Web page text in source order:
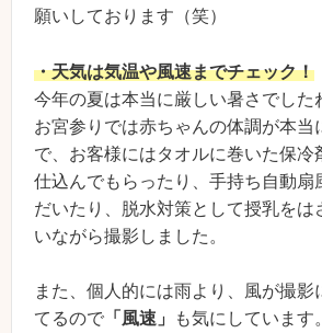
願いしております（笑）
・天気は気温や風速までチェック！
今年の夏は本当に厳しい暑さでした
お宮参りでは赤ちゃんの体調が本当
で、お客様にはタオルに巻いた保冷
仕込んでもらったり、手持ち自動扇
だいたり、脱水対策として授乳をは
いながら撮影しました。
また、個人的には雨より、風が撮影
てるので 「風速」
も気にしています。